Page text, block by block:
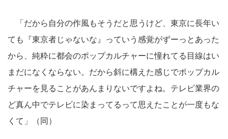
「だから自分の作風もそうだと思うけど、東京に長年い
ても『東京者じゃないな』っていう感覚がずーっとあった
から、純粋に都会のポップカルチャーに憧れてる目線はい
まだになくならない。だから斜に構えた感じでポップカル
チャーを見ることがあんまりないですよね。テレビ業界の
ど真ん中でテレビに染まってるって思えたことが一度もな
くて」（同）